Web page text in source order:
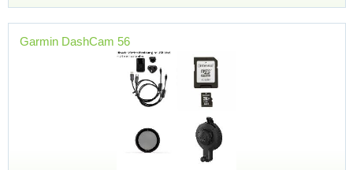
Garmin DashCam 56